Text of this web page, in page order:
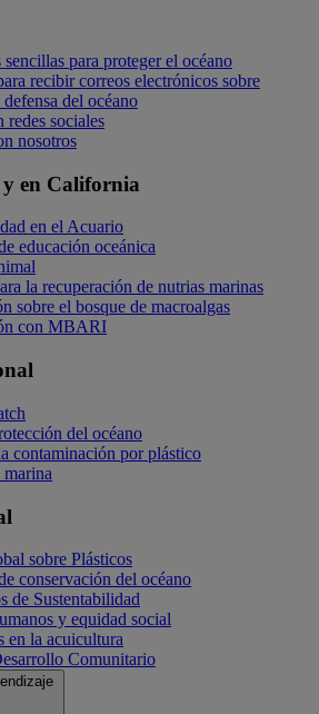
sencillas para proteger el océano
recibir correos electrónicos sobre
del océano
redes sociales
nosotros
en California
en el Acuario
educación oceánica
la recuperación de nutrias marinas
sobre el bosque de macroalgas
con MBARI
del océano
contaminación por plástico
sobre Plásticos
conservación del océano
de Sustentabilidad
y equidad social
en la acuicultura
Comunitario